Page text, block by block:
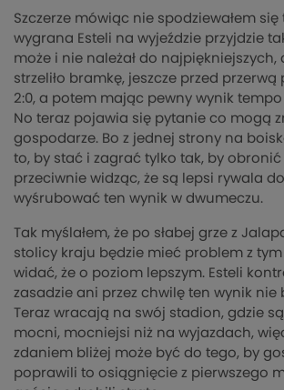
Szczerze mówiąc nie spodziewałem się
wygrana Esteli na wyjeździe przyjdzie
może i nie należał do najpiękniejszych,
strzeliło bramkę, jeszcze przed przerwą
2:0, a potem mając pewny wynik tempo
No teraz pojawia się pytanie co mogą
gospodarze. Bo z jednej strony na
to, by stać i zagrać tylko tak, by obronić
przeciwnie widząc, że są lepsi rywala
wyśrubować ten wynik w dwumeczu.
Tak myślałem, że po słabej grze z
stolicy kraju będzie mieć problem z
widać, że o poziom lepszym. Esteli
zasadzie ani przez chwilę ten wynik nie
Teraz wracają na swój stadion, gdzie
mocni, mocniejsi niż na wyjazdach,
zdaniem bliżej może być do tego, by
poprawili to osiągnięcie z pierwszego